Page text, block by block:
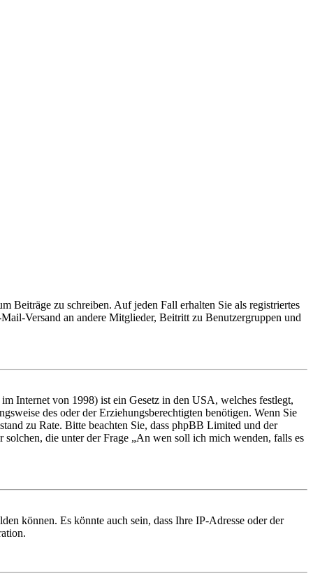
Beiträge zu schreiben. Auf jeden Fall erhalten Sie als registriertes
Versand an andere Mitglieder, Beitritt zu Benutzergruppen und
Internet von 1998) ist ein Gesetz in den USA, welches festlegt,
des oder der Erziehungsberechtigten benötigen. Wenn Sie
zu Rate. Bitte beachten Sie, dass phpBB Limited und der
die unter der Frage „An wen soll ich mich wenden, falls es
können. Es könnte auch sein, dass Ihre IP-Adresse oder der